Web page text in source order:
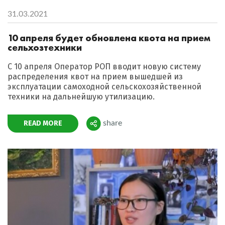
31.03.2021
10 апреля будет обновлена квота на прием
сельхозтехники
С 10 апреля Оператор РОП вводит новую систему
распределения квот на прием вышедшей из
эксплуатации самоходной сельскохозяйственной
техники на дальнейшую утилизацию.
READ MORE Поделиться
share